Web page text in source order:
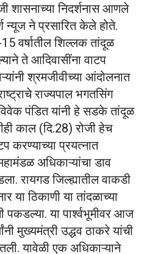
शासनाच्या निदर्शनास आणले
न्यूज ने प्रसारित केले होते.
वर्षातील शिल्लक तांदूळ
ते आदिवासींना वाटप
श्रमजीवीच्या आंदोलनात
राज्यपाल भगतसिंग
विवेक पंडित यांनी हे सडके तांदूळ
काल (दि.28) रोजी हेच
करण्याच्या प्रयत्नात
अधिकाऱ्यांचा डाव
रायगड जिल्ह्यातील वाकडी
या ठिकाणी या तांदळाच्या
पकडल्या. या पार्श्वभूमीवर आज
मुख्यमंत्री उद्धव ठाकरे यांची
यावेळी एक अधिकाऱ्याने